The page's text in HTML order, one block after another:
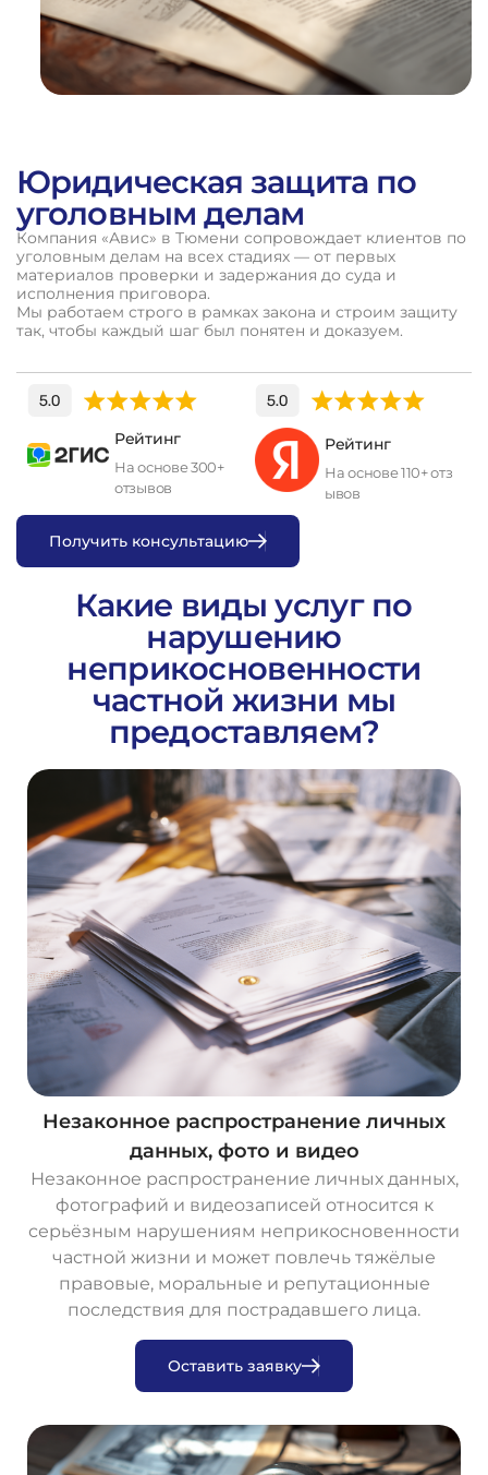
Юридическая защита по
уголовным делам
Компания «Авис» в Тюмени сопровождает клиентов по
уголовным делам на всех стадиях — от первых
материалов проверки и задержания до суда и
исполнения приговора.
Мы работаем строго в рамках закона и строим защиту
так, чтобы каждый шаг был понятен и доказуем.
Рейтинг
На основе 300+
отзывов
Рейтинг
На основе 110+ отз
ывов
Получить консультацию
Какие виды услуг по
нарушению
неприкосновенности
частной жизни мы
предоставляем?
Незаконное распространение личных
данных, фото и видео
Незаконное распространение личных данных,
фотографий и видеозаписей относится к
серьёзным нарушениям неприкосновенности
частной жизни и может повлечь тяжёлые
правовые, моральные и репутационные
последствия для пострадавшего лица.
Оставить заявку